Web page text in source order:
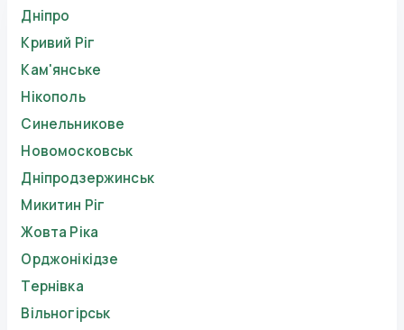
Дніпро
Кривий Ріг
Кам'янське
Нікополь
Синельникове
Новомосковськ
Дніпродзержинськ
Микитин Ріг
Жовта Ріка
Орджонікідзе
Тернівка
Вільногірськ